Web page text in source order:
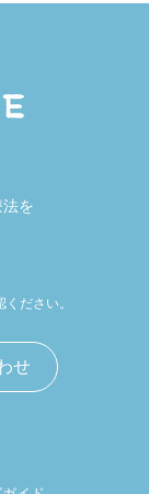
を
ださい。
せ